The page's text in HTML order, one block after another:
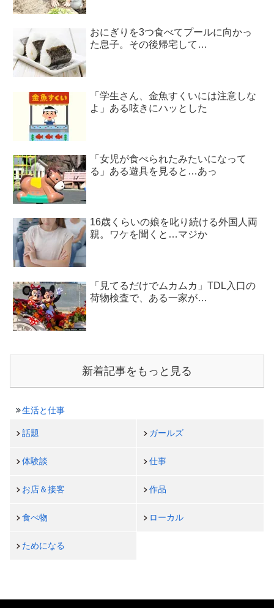
おにぎりを3つ食べてプールに向かっ
た息子。その後帰宅して…
「学生さん、金魚すくいには注意しな
よ」ある呟きにハッとした
「女児が食べられたみたいになって
る」ある遊具を見ると…あっ
16歳くらいの娘を叱り続ける外国人両
親。ワケを聞くと…マジか
「見てるだけでムカムカ」TDL入口の
荷物検査で、ある一家が…
新着記事をもっと見る
生活と仕事
話題 ガールズ
体験談 仕事
お店＆接客 作品
食べ物 ローカル
ためになる